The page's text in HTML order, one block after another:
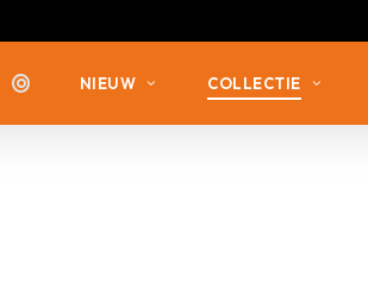
NIEUW COLLECTIE